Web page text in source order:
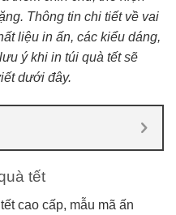
Thông tin chi tiết về vai
liệu in ấn, các kiểu dáng,
ý khi in túi quà tết sẽ
dưới đây.
tết
cao cấp, mẫu mã ấn